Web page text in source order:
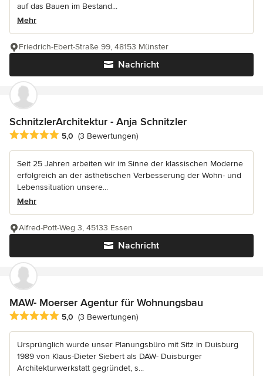
auf das Bauen im Bestand...
Mehr
Nachricht
Friedrich-Ebert-Straße 99, 48153 Münster
SchnitzlerArchitektur - Anja Schnitzler
Durchschnittliche Bewertung: 5 von 5 Sternen
5,0 (3 Bewertungen)
Seit 25 Jahren arbeiten wir im Sinne der klassischen Moderne
erfolgreich an der ästhetischen Verbesserung der Wohn- und
Lebenssituation unsere...
Mehr
Nachricht
Alfred-Pott-Weg 3, 45133 Essen
MAW- Moerser Agentur für Wohnungsbau
Durchschnittliche Bewertung: 5 von 5 Sternen
5,0 (3 Bewertungen)
Ursprünglich wurde unser Planungsbüro mit Sitz in Duisburg
1989 von Klaus-Dieter Siebert als DAW- Duisburger
Architekturwerkstatt gegründet, s...